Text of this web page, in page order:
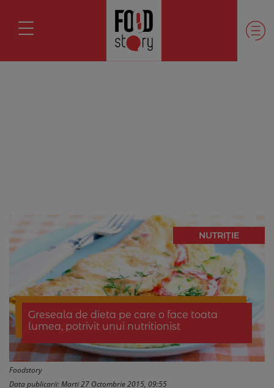
NUTRIȚIE
Greseala de dieta pe care o face toata
lumea, potrivit unui nutritionist
Foodstory
Data publicarii: Marti 27 Octombrie 2015, 09:55